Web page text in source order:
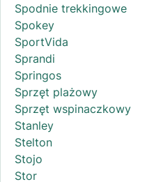
Spodnie trekkingowe
Spokey
SportVida
Sprandi
Springos
Sprzęt plażowy
Sprzęt wspinaczkowy
Stanley
Stelton
Stojo
Stor